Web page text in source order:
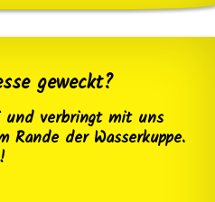
geweckt?
und verbringt mit uns
Rande der Wasserkuppe.